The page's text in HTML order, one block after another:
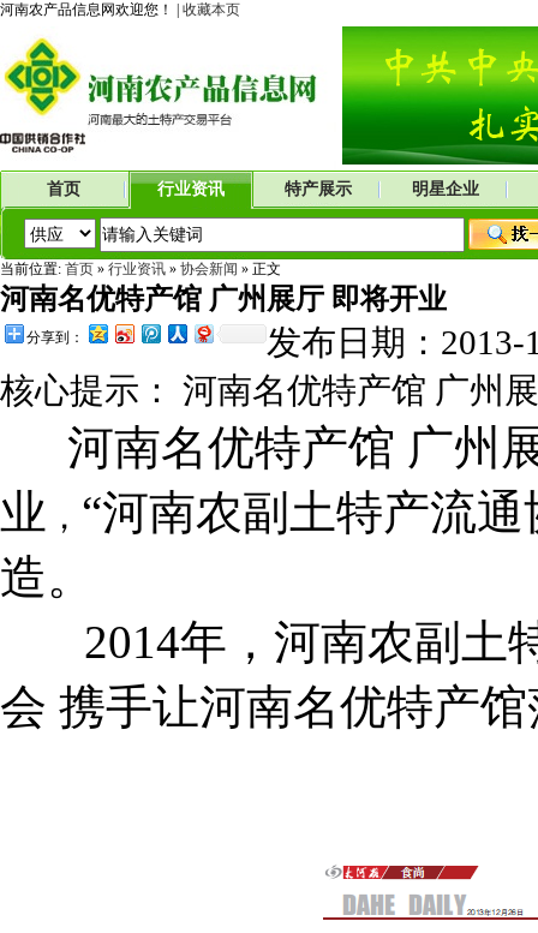
河南农产品信息网欢迎您！ | 收藏本页
首页 行业资讯 特产展示 明星企业
当前位置: 首页 » 行业资讯 » 协会新闻 » 正文
河南名优特产馆 广州展厅 即将开业
分享到：
发布日期：
核心提示： 河南名优特产馆 广州
河南名优特产馆 广州
业 ， “河南农副土特产流
造。
2014年，河南农副土
会 携手让河南名优特产